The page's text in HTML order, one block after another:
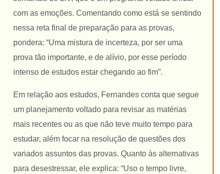
com as emoções. Comentando como está se sentindo
nessa reta final de preparação para as provas,
pondera: “Uma mistura de incerteza, por ser uma
prova tão importante, e de alívio, por esse período
intenso de estudos estar chegando ao fim”.
Em relação aos estudos, Fernandes conta que segue
um planejamento voltado para revisar as matérias
mais recentes ou as que não teve muito tempo para
estudar, além focar na resolução de questões dos
variados assuntos das provas. Quanto às alternativas
para desestressar, ele explica: “Uso o tempo livre,